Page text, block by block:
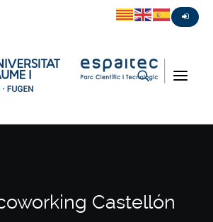
Castellón